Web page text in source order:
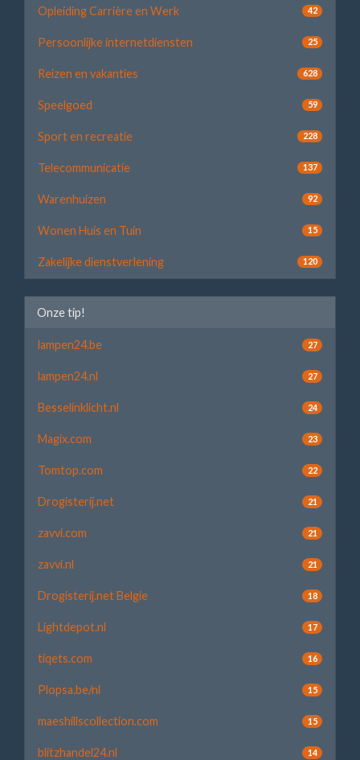
Opleiding Carrière en Werk 42
Persoonlijke internetdiensten 25
Reizen en vakanties 628
Speelgoed 59
Sport en recreatie 228
Telecommunicatie 137
Warenhuizen 92
Wonen Huis en Tuin 15
Zakelijke dienstverlening 120
Onze tip!
lampen24.be 27
lampen24.nl 27
Besselinklicht.nl 24
Magix.com 23
Tomtop.com 22
Drogisterij.net 21
zavvi.com 21
zavvi.nl 21
Drogisterij.net Belgie 18
Lightdepot.nl 17
tiqets.com 16
Plopsa.be/nl 15
maeshillscollection.com 15
blitzhandel24.nl 14